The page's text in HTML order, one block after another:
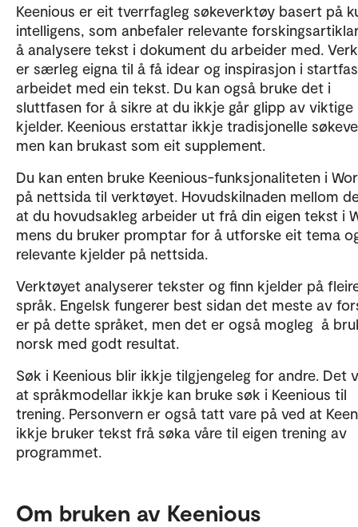
Keenious er eit tverrfagleg søkeverktøy basert på
intelligens, som anbefaler relevante
å analysere tekst i dokument du arbeider med.
er særleg eigna til å få idear og inspirasjon i
arbeidet med ein tekst. Du kan også bruke det i
sluttfasen for å sikre at du ikkje går glipp av viktige
kjelder. Keenious erstattar ikkje tradisjonelle
men kan brukast som eit supplement.
Du kan enten bruke Keenious-funksjonaliteten i
på nettsida til verktøyet. Hovudskilnaden mellom
at du hovudsakleg arbeider ut frå din eigen tekst i
mens du bruker promptar for å utforske eit tema
relevante kjelder på nettsida.
Verktøyet analyserer tekster og finn kjelder på
språk. Engelsk fungerer best sidan det meste av
er på dette språket, men det er også mogleg å
norsk med godt resultat.
Søk i Keenious blir ikkje tilgjengeleg for andre. Det
at språkmodellar ikkje kan bruke søk i Keenious til
trening. Personvern er også tatt vare på ved at
ikkje bruker tekst frå søka våre til eigen trening av
programmet.
Om bruken av Keenious